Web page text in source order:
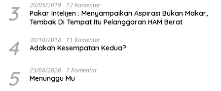
3 20/05/2019 12 Komentar
Pakar Intelijen : Menyampaikan Aspirasi Bukan Makar,
Tembak Di Tempat Itu Pelanggaran HAM Berat
4 30/10/2018 11 Komentar
Adakah Kesempatan Kedua?
5 23/08/2020 7 Komentar
Menunggu Mu